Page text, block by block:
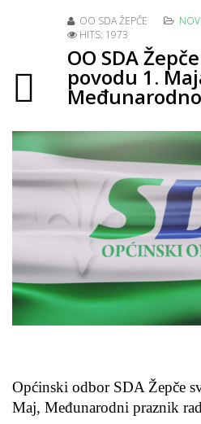
OO SDA ŽEPČE
HITS: 1973
OO SDA
povodu 1.
Općinski odbor SDA Žepče
Maj, Međunarodni praznik